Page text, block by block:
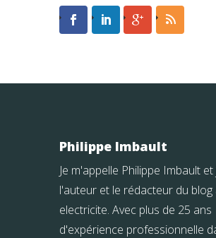
Philippe Imbault
Je m'appelle Philippe Imbault et
l'auteur et le rédacteur du
electricite. Avec plus de 25 ans
d'expérience professionnelle